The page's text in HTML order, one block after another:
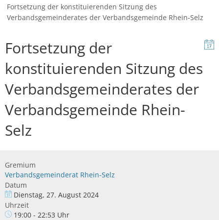
Fortsetzung der konstituierenden Sitzung des
Verbandsgemeinderates der Verbandsgemeinde Rhein-Selz
Fortsetzung der
konstituierenden Sitzung des
Verbandsgemeinderates der
Verbandsgemeinde Rhein-
Selz
Gremium
Verbandsgemeinderat Rhein-Selz
Datum
Dienstag, 27. August 2024
Uhrzeit
19:00 - 22:53 Uhr